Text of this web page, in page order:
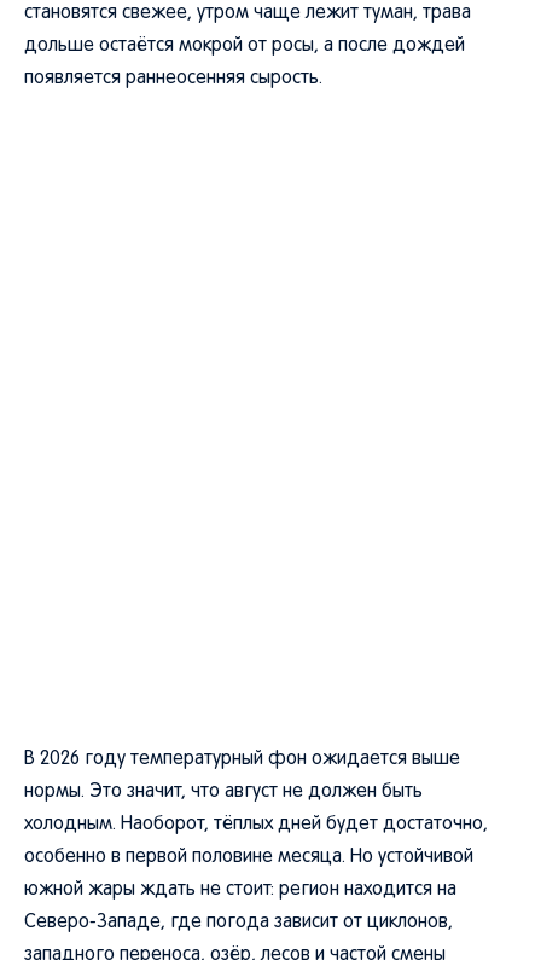
становятся свежее, утром чаще лежит туман, трава
дольше остаётся мокрой от росы, а после дождей
появляется раннеосенняя сырость.
В 2026 году температурный фон ожидается выше
нормы. Это значит, что август не должен быть
холодным. Наоборот, тёплых дней будет достаточно,
особенно в первой половине месяца. Но устойчивой
южной жары ждать не стоит: регион находится на
Северо-Западе, где погода зависит от циклонов,
западного переноса, озёр, лесов и частой смены